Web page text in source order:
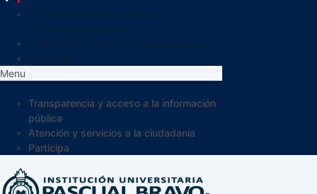
Menu
Transparencia y acceso a la información
pública
Atención y servicios a la ciudadanía
Participa